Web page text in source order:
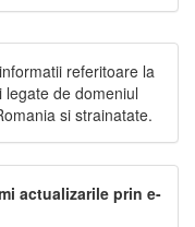
referitoare la
legate de domeniul
si strainatate.
actualizarile prin e-